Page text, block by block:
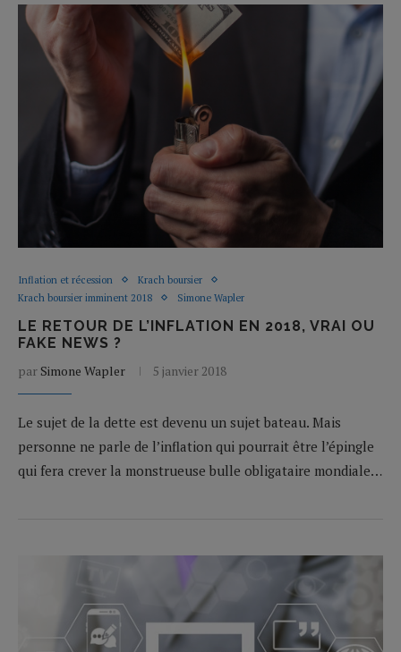
Inflation et récession
Krach boursier
Krach boursier imminent 2018
Simone Wapler
LE RETOUR DE L’INFLATION EN 2018, VRAI OU
FAKE NEWS ?
par Simone Wapler 5 janvier 2018
Le sujet de la dette est devenu un sujet bateau. Mais
personne ne parle de l’inflation qui pourrait être l’épingle
qui fera crever la monstrueuse bulle obligataire mondiale…